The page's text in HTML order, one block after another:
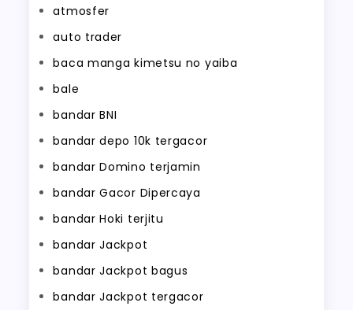
atmosfer
auto trader
baca manga kimetsu no yaiba
bale
bandar BNI
bandar depo 10k tergacor
bandar Domino terjamin
bandar Gacor Dipercaya
bandar Hoki terjitu
bandar Jackpot
bandar Jackpot bagus
bandar Jackpot tergacor